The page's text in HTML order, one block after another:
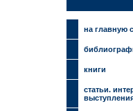
на главную
книги
cтатьи.